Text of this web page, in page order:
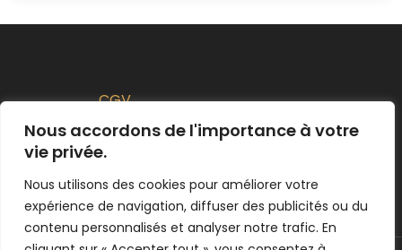
Nous accordons de l'importance à votre
vie privée.
Nous utilisons des cookies pour améliorer votre
expérience de navigation, diffuser des publicités ou du
contenu personnalisés et analyser notre trafic. En
CGV
Politique de Remboursement
Politique de confidentialité